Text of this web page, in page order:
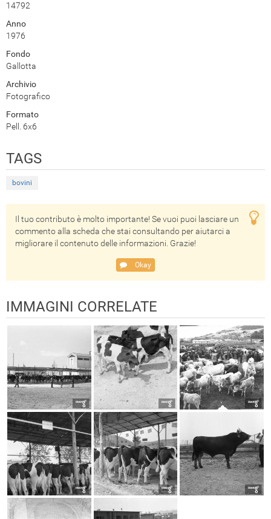
14792
Anno
1976
Fondo
Gallotta
Archivio
Fotografico
Formato
Pell. 6x6
TAGS
bovini
Il tuo contributo è molto importante! Se vuoi puoi lasciare un
commento alla scheda che stai consultando per aiutarci a
migliorare il contenuto delle informazioni. Grazie!
Okay
IMMAGINI CORRELATE